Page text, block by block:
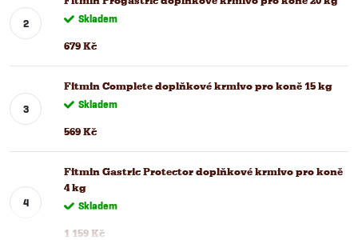
Skladem
679 Kč
Fitmin Complete doplňkové krmivo pro koně 15 kg
Skladem
569 Kč
Fitmin Gastric Protector doplňkové krmivo pro koně
4 kg
Skladem
1 159 Kč